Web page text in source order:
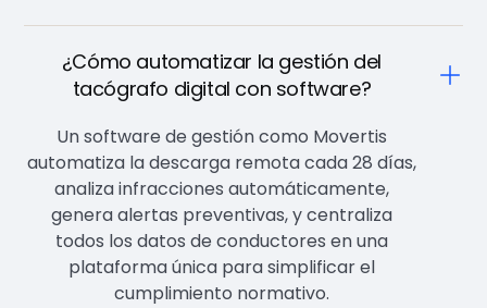
¿Cómo automatizar la gestión del
tacógrafo digital con software?
Un software de gestión como Movertis
automatiza la descarga remota cada 28 días,
analiza infracciones automáticamente,
genera alertas preventivas, y centraliza
todos los datos de conductores en una
plataforma única para simplificar el
cumplimiento normativo.